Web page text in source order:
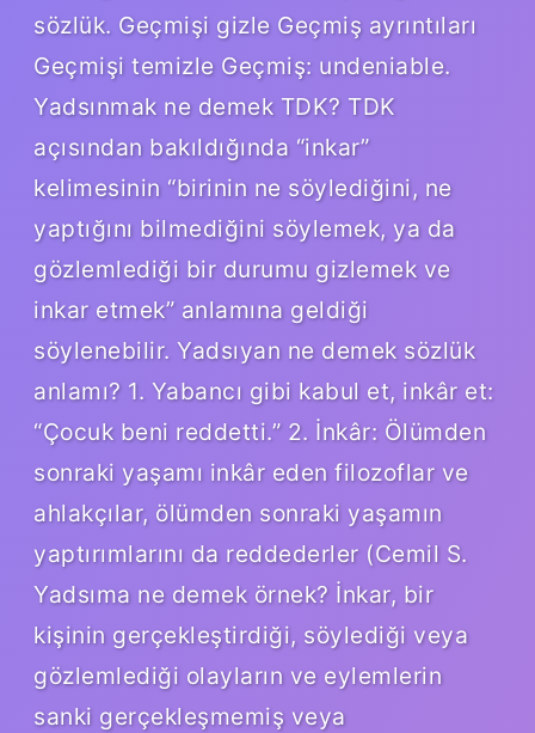
sözlük. Geçmişi gizle Geçmiş ayrıntıları
Geçmişi temizle Geçmiş: undeniable.
Yadsınmak ne demek TDK? TDK
açısından bakıldığında “inkar”
kelimesinin “birinin ne söylediğini, ne
yaptığını bilmediğini söylemek, ya da
gözlemlediği bir durumu gizlemek ve
inkar etmek” anlamına geldiği
söylenebilir. Yadsıyan ne demek sözlük
anlamı? 1. Yabancı gibi kabul et, inkâr et:
“Çocuk beni reddetti.” 2. İnkâr: Ölümden
sonraki yaşamı inkâr eden filozoflar ve
ahlakçılar, ölümden sonraki yaşamın
yaptırımlarını da reddederler (Cemil S.
Yadsıma ne demek örnek? İnkar, bir
kişinin gerçekleştirdiği, söylediği veya
gözlemlediği olayların ve eylemlerin
sanki gerçekleşmemiş veya